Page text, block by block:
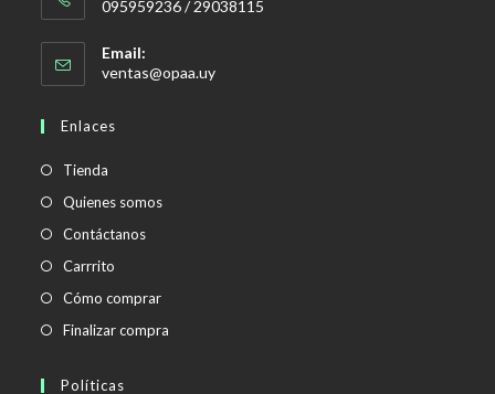
095959236 / 29038115
Email:
ventas@opaa.uySe
Enlaces
Tienda
Quienes somos
Contáctanos
Carrrito
Cómo comprar
Finalizar compra
Políticas